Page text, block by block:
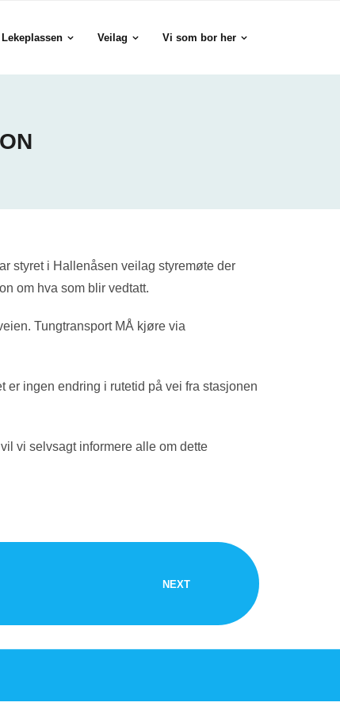
Lekeplassen Veilag Vi som bor her
styret i Hallenåsen veilag styremøte der
om hva som blir vedtatt.
Tungtransport MÅ kjøre via
er ingen endring i rutetid på vei fra stasjonen
vi selvsagt informere alle om dette
NEXT